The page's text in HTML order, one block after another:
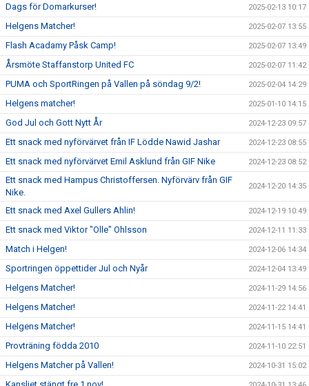
Dags för Domarkurser! 2025-02-13 10:17
Helgens Matcher! 2025-02-07 13:55
Flash Acadamy Påsk Camp! 2025-02-07 13:49
Årsmöte Staffanstorp United FC 2025-02-07 11:42
PUMA och SportRingen på Vallen på söndag 9/2! 2025-02-04 14:29
Helgens matcher! 2025-01-10 14:15
God Jul och Gott Nytt År 2024-12-23 09:57
Ett snack med nyförvärvet från IF Lödde Nawid Jashar 2024-12-23 08:55
Ett snack med nyförvärvet Emil Asklund från GIF Nike 2024-12-23 08:52
Ett snack med Hampus Christoffersen. Nyförvärv från GIF
Nike.
2024-12-20 14:35
Ett snack med Axel Gullers Ahlin! 2024-12-19 10:49
Ett snack med Viktor "Olle" Ohlsson 2024-12-11 11:33
Match i Helgen! 2024-12-06 14:34
Sportringen öppettider Jul och Nyår 2024-12-04 13:49
Helgens Matcher! 2024-11-29 14:56
Helgens Matcher! 2024-11-22 14:41
Helgens Matcher! 2024-11-15 14:41
Provträning födda 2010 2024-11-10 22:51
Helgens Matcher på Vallen! 2024-10-31 15:02